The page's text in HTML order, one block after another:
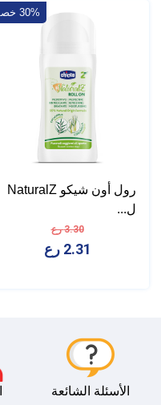
30% خصم
رول أون شيكو NaturalZ
ل...
3.30 رع
2.31 رع
الأسئلة الشائعة